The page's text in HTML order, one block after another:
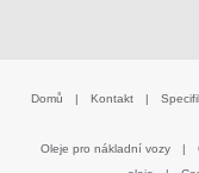
Domů | Kontakt |
Oleje pro nákladní vozy
|